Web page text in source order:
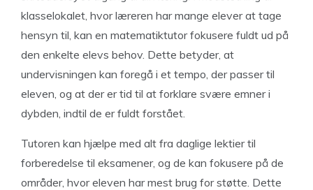
klasselokalet, hvor læreren har mange elever at tage
hensyn til, kan en matematiktutor fokusere fuldt ud på
den enkelte elevs behov. Dette betyder, at
undervisningen kan foregå i et tempo, der passer til
eleven, og at der er tid til at forklare svære emner i
dybden, indtil de er fuldt forstået.
Tutoren kan hjælpe med alt fra daglige lektier til
forberedelse til eksamener, og de kan fokusere på de
områder, hvor eleven har mest brug for støtte. Dette